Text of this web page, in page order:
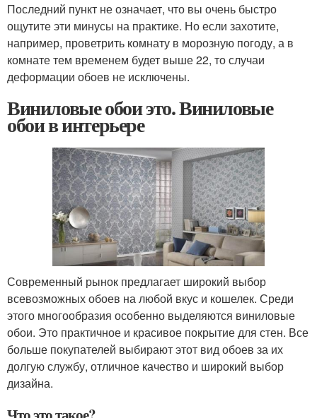
Последний пункт не означает, что вы очень быстро
ощутите эти минусы на практике. Но если захотите,
например, проветрить комнату в морозную погоду, а в
комнате тем временем будет выше 22, то случаи
деформации обоев не исключены.
Виниловые обои это. Виниловые
обои в интерьере
Современный рынок предлагает широкий выбор
всевозможных обоев на любой вкус и кошелек. Среди
этого многообразия особенно выделяются виниловые
обои. Это практичное и красивое покрытие для стен. Все
больше покупателей выбирают этот вид обоев за их
долгую службу, отличное качество и широкий выбор
дизайна.